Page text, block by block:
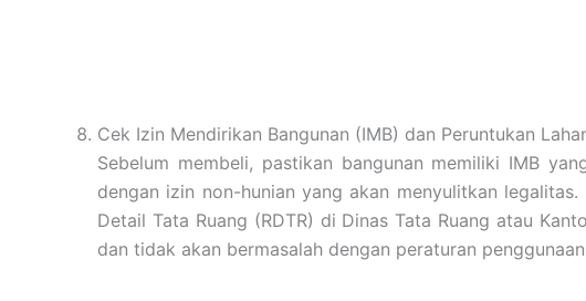
Cek Izin Mendirikan Bangunan (IMB) dan Peruntukan
Sebelum membeli, pastikan bangunan memiliki IMB
dengan izin non-hunian yang akan menyulitkan
Detail Tata Ruang (RDTR) di Dinas Tata Ruang atau
dan tidak akan bermasalah dengan peraturan